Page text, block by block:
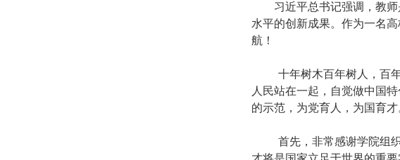
习近平总书记强调，教
水平的创新成果。作为一名
航！
十年树木百年树人，百
人民站在一起，自觉做中国
的示范，为党育人，为国育
首先，非常感谢学院组